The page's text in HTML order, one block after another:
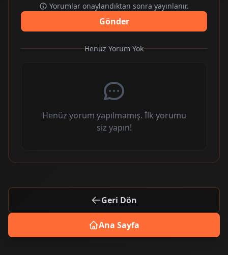
Yorumlar onaylandıktan sonra yayınlanır.
Gönder
Henüz Yorum Yok
Henüz yorum yapılmamış. İlk yorumu
siz yapın!
Geri Dön
Ana Sayfa